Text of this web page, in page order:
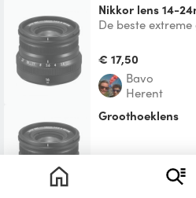
Nikkor lens 14-
De beste
€ 17,50
bavo
Herent
Groothoeklens